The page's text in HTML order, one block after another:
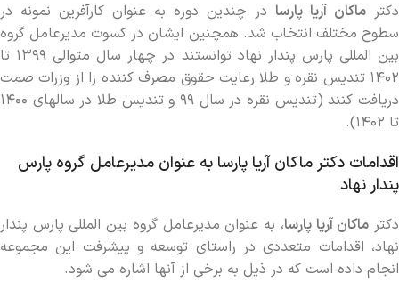
دکتر ماکان آریا پارسا در چندین دوره به عنوان کارآفرین نمونه در
سطوح مختلف انتخاب شد. همچنین ایشان در کسوت مدیرعامل گروه
بین المللی پارس پندار نهاد توانستند در چهار سال متوالی ۱۳۹۹ تا
۱۴۰۲ تندیس نقره و طلا رعایت حقوق مصرف کننده را از وزرات صمت
دریافت کنند (تندیس نقره در سال ۹۹ و تندیس طلا در سالهای ۱۴۰۰
تا ۱۴۰۲).
اقدامات دکتر ماکان آریا پارسا به عنوان مدیرعامل گروه پارس
پندار نهاد
دکتر ماکان آریا پارسا، به عنوان مدیرعامل گروه بین ‌المللی پارس پندار
نهاد، اقدامات متعددی در راستای توسعه و پیشرفت این مجموعه
انجام داده است که در ذیل به برخی از آنها اشاره می ‌شود.